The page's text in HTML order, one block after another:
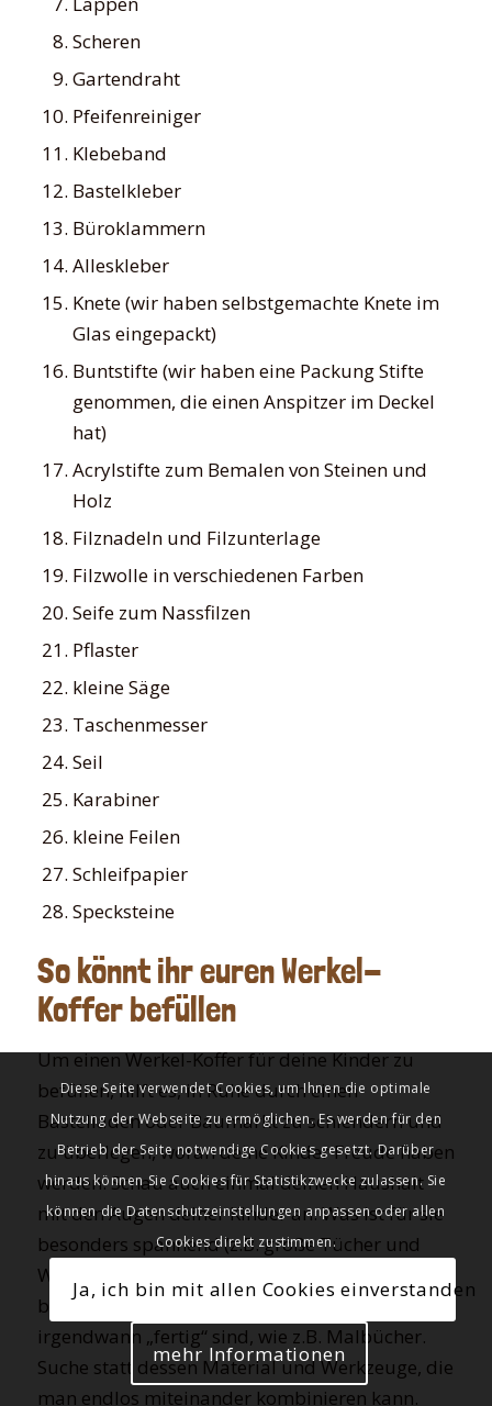
Scheren
Gartendraht
Pfeifenreiniger
Klebeband
Bastelkleber
Büroklammern
Alleskleber
Knete (wir haben selbstgemachte Knete im
Glas eingepackt)
Buntstifte (wir haben eine Packung Stifte
genommen, die einen Anspitzer im Deckel
hat)
Acrylstifte zum Bemalen von Steinen und
Holz
Filznadeln und Filzunterlage
Filzwolle in verschiedenen Farben
Seife zum Nassfilzen
Pflaster
kleine Säge
Taschenmesser
Seil
Karabiner
kleine Feilen
Schleifpapier
Specksteine
So könnt ihr euren Werkel-
Koffer befüllen
Um einen Werkel-Koffer für deine Kinder zu
befüllen, hilft es, in Ruhe durch einen
Bastelladen oder Baumarkt zu schlendern und
zu überlegen, woran deine Kinder Freude haben
werden. Schau auch einmal deinen Haushalt
mit den Augen deiner Kinder an: Was ist für sie
besonders spannend (z.B. große Tücher und
Wäscheklammern, um damit Höhlen zu
bauen)? Versuche, keine Dinge zu wählen, die
irgendwann „fertig“ sind, wie z.B. Malbücher.
Suche statt dessen Material und Werkzeuge, die
man endlos miteinander kombinieren kann.
Diese Seite verwendet Cookies, um Ihnen die optimale
Nutzung der Webseite zu ermöglichen. Es werden für den
Betrieb der Seite notwendige Cookies gesetzt. Darüber
hinaus können Sie Cookies für Statistikzwecke zulassen. Sie
können die Datenschutzeinstellungen anpassen oder allen
Cookies direkt zustimmen.
Ja, ich bin mit allen Cookies einverstanden
mehr Informationen